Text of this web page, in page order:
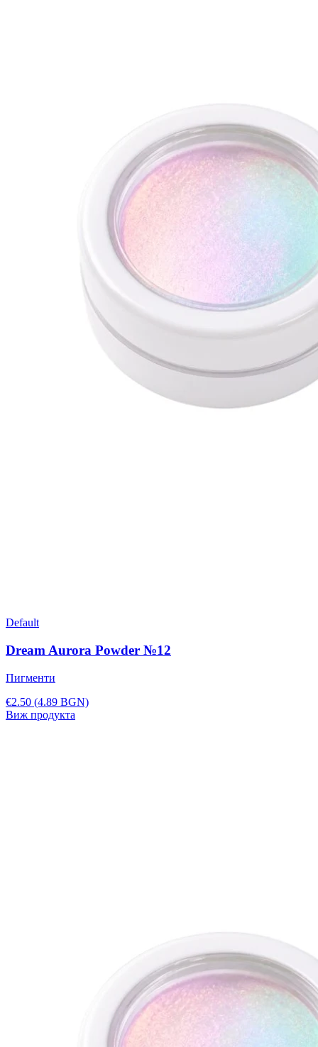
Default
Dream Aurora Powder №12
Пигменти
€2.50 (4.89 BGN)
Виж продукта